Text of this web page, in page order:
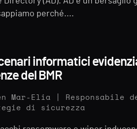
perché....
informatici
del BMR
Mar-Elia | Responsabile
di sicurezza